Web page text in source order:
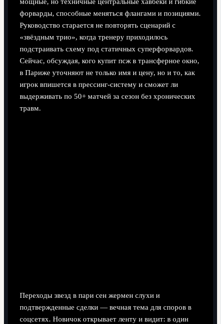
мощные, но техничные центральные хавбеки и гибкие
форварды, способные меняться флангами и позициями.
Руководство старается не повторять сценарий с
«звёздным трио», когда тренеру приходилось
подстраивать схему под статичных суперфорвардов.
Сейчас, обсуждая, кого купит псж в трансферное окно,
в Париже уточняют не только имя и цену, но и то, как
игрок впишется в прессинг‑систему и сможет ли
выдерживать по 50+ матчей за сезон без хронических
травм.
Переходы звезд в пари сен жермен слухи и
подтвержденные сделки — вечная тема для споров в
соцсетях. Новичок открывает ленту и видит: в один